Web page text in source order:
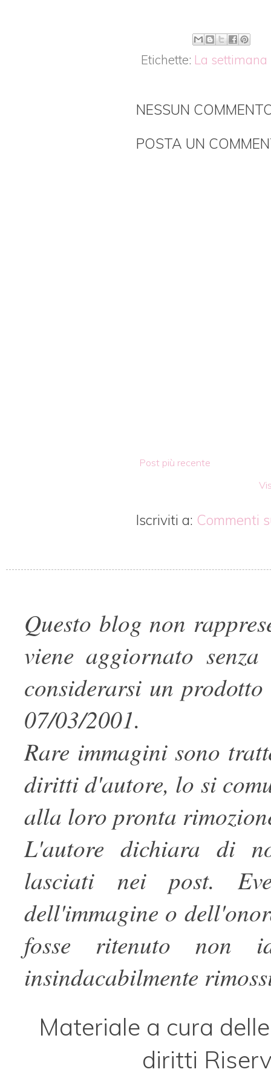
Etichette: La
NESSUN
POSTA UN
Post più recente
Iscriviti a: Commenti
Questo blog non
viene aggiornato
considerarsi un
07/03/2001.
Rare immagini sono
diritti d'autore, lo si
alla loro pronta
L'autore dichiara di
lasciati nei post.
dell'immagine o
fosse ritenuto non
insindacabilmente
Materiale a cura
diritti